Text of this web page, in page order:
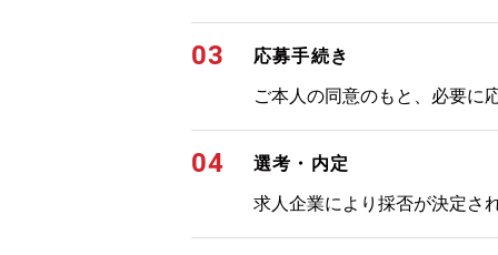
03
応募手続き
ご本人の同意のもと、必要に
04
選考・内定
求人企業により採否が決定さ